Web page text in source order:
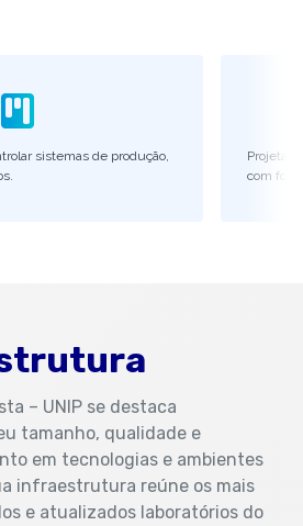
sistemas de produção,
Projetar
com
– UNIP se destaca
tamanho, qualidade e
em tecnologias e ambientes
infraestrutura reúne os mais
e atualizados laboratórios do